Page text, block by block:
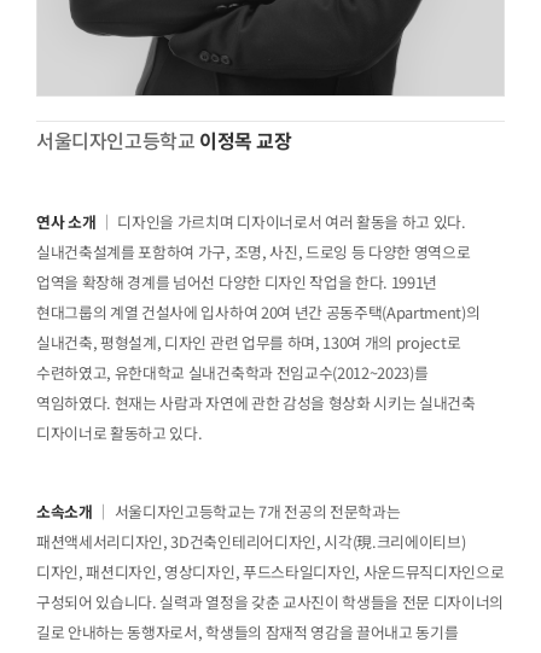
서울디자인고등학교 이정목 교장
연사 소개 ｜ 디자인을 가르치며 디자이너로서 여러 활동을 하고 있다.
실내건축설계를 포함하여 가구, 조명, 사진, 드로잉 등 다양한 영역으로
업역을 확장해 경계를 넘어선 다양한 디자인 작업을 한다. 1991년
현대그룹의 계열 건설사에 입사하여 20여 년간 공동주택(Apartment)의
실내건축, 평형설계, 디자인 관련 업무를 하며, 130여 개의 project로
수련하였고, 유한대학교 실내건축학과 전임교수(2012~2023)를
역임하였다. 현재는 사람과 자연에 관한 감성을 형상화 시키는 실내건축
디자이너로 활동하고 있다.
소속소개 ｜ 서울디자인고등학교는 7개 전공의 전문학과는
패션액세서리디자인, 3D건축인테리어디자인, 시각(現.크리에이티브)
디자인, 패션디자인, 영상디자인, 푸드스타일디자인, 사운드뮤직디자인으로
구성되어 있습니다. 실력과 열정을 갖춘 교사진이 학생들을 전문 디자이너의
길로 안내하는 동행자로서, 학생들의 잠재적 영감을 끌어내고 동기를